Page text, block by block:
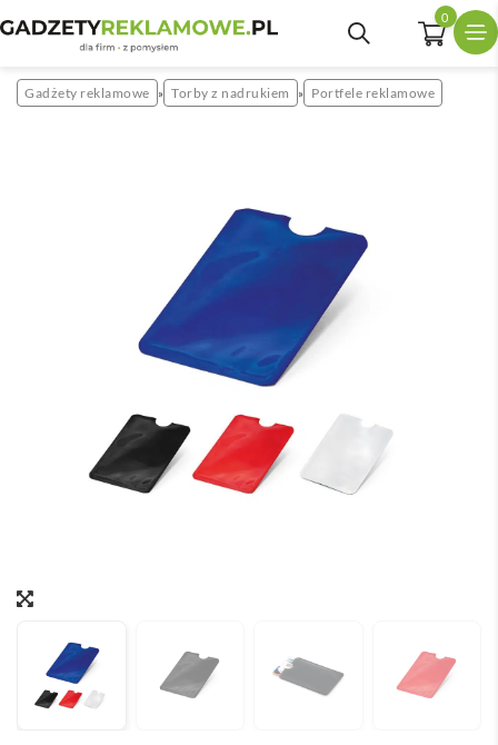
0
Gadżety reklamowe » Torby z nadrukiem » Portfele reklamowe